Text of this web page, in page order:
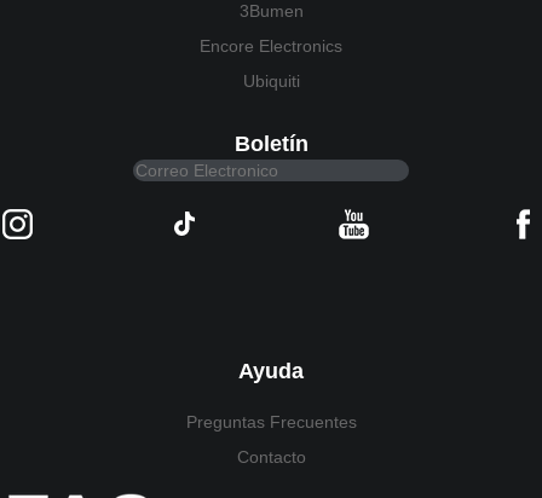
3Bumen
Encore Electronics
Ubiquiti
Boletín
Ayuda
Preguntas Frecuentes
Contacto